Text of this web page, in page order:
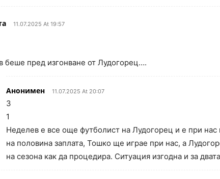
11.07.2025 At 19:57
беше пред изгонване от Лудогорец….
Анонимен 11.07.2025 At 20:07
3
1
Неделев е все още футболист на Лудогорец и е при
на половина заплата, Тошко ще играе при нас, а
на сезона как да процедира. Ситуация изгодна и за